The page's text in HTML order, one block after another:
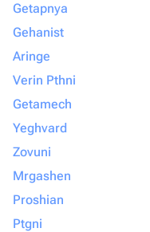
Getapnya
Gehanist
Aringe
Verin Pthni
Getamech
Yeghvard
Zovuni
Mrgashen
Proshian
Ptgni